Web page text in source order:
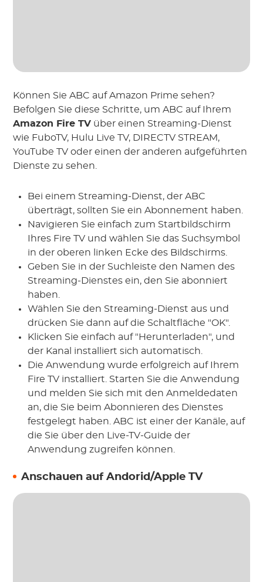
Können Sie ABC auf Amazon Prime sehen?
Befolgen Sie diese Schritte, um ABC auf Ihrem
Amazon Fire TV über einen Streaming-Dienst
wie FuboTV, Hulu Live TV, DIRECTV STREAM,
YouTube TV oder einen der anderen aufgeführten
Dienste zu sehen.
Bei einem Streaming-Dienst, der ABC
überträgt, sollten Sie ein Abonnement haben.
Navigieren Sie einfach zum Startbildschirm
Ihres Fire TV und wählen Sie das Suchsymbol
in der oberen linken Ecke des Bildschirms.
Geben Sie in der Suchleiste den Namen des
Streaming-Dienstes ein, den Sie abonniert
haben.
Wählen Sie den Streaming-Dienst aus und
drücken Sie dann auf die Schaltfläche "OK".
Klicken Sie einfach auf "Herunterladen", und
der Kanal installiert sich automatisch.
Die Anwendung wurde erfolgreich auf Ihrem
Fire TV installiert. Starten Sie die Anwendung
und melden Sie sich mit den Anmeldedaten
an, die Sie beim Abonnieren des Dienstes
festgelegt haben. ABC ist einer der Kanäle, auf
die Sie über den Live-TV-Guide der
Anwendung zugreifen können.
Anschauen auf Andorid/Apple TV